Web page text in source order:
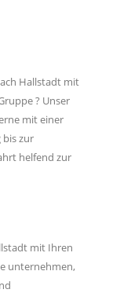
Hallstadt mit
? Unser
mit einer
zur
helfend zur
mit Ihren
unternehmen,